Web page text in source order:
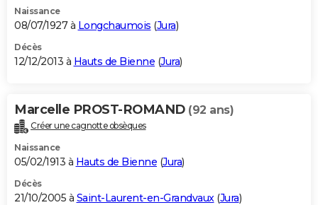
Naissance
08/07/1927 à Longchaumois (Jura)
Décès
12/12/2013 à Hauts de Bienne (Jura)
Marcelle PROST-ROMAND (92 ans)
Créer une cagnotte obsèques
Naissance
05/02/1913 à Hauts de Bienne (Jura)
Décès
21/10/2005 à Saint-Laurent-en-Grandvaux(Jura)